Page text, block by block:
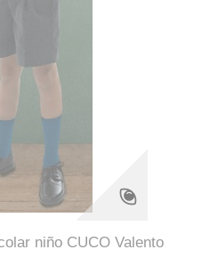
niño CUCO Valento